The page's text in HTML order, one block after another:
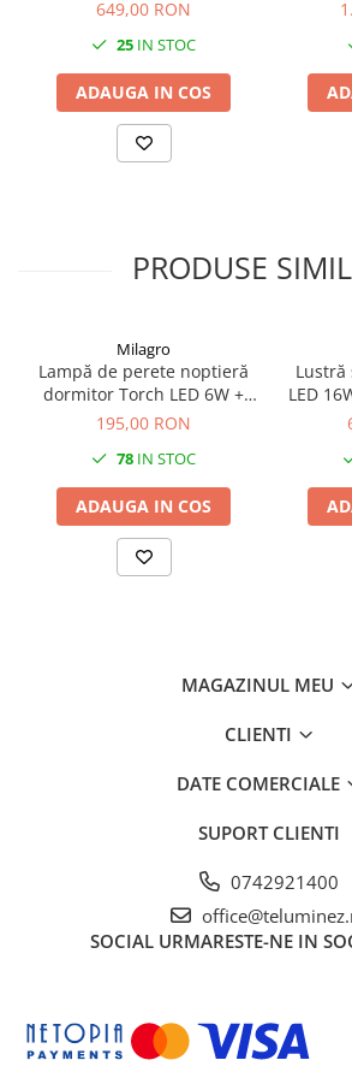
familia selectă ASPEN, putând fi
perete sau versiunea de plafonieră din
649,00 RON
25 IN STOC
ADAUGA IN COS
PRODUSE
Milagro
Lampă de perete noptieră
dormitor Torch LED 6W +
3W lumină neutră 55 cm
195,00 RON
78 IN STOC
ADAUGA IN COS
Lustră
LED
MAGAZINUL MEU
CLIENTI
DATE COMERCIALE
SUPORT CLIENTI
0742921400
SOCIAL URMARESTE-NE IN